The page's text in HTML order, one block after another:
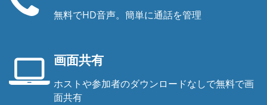
機
無料でHD音声。簡単に通話を管理
画面共有
ホストや参加者のダウンロードなしで無料で画
面共有